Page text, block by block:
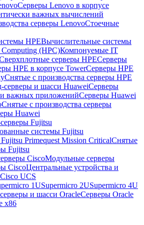
Серверы Lenovo в корпусе
важных вычислений
серверы LenovoСтоечные
HPEВычислительные системы
(HPC)Компонуемые IT
серверы HPEСерверы
HPE в корпусе TowerСерверы HPE
Снятые с производства серверы HPE
серверы и шасси HuaweiСерверы
важных приложенийСерверы Huawei
Снятые с производства серверы
Huawei
Fujitsu
системы Fujitsu
Primequest Mission CriticalСнятые
Fujitsu
CiscoМодульные серверы
CiscoЦентральные устройства и
UCS
1USupermicro 2USupermicro 4U
и шасси OracleСерверы Oracle
x86